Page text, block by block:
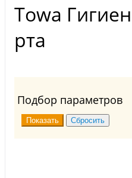
Towa
рта
Подбор параметров